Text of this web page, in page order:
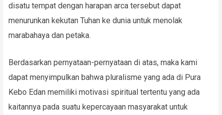
disatu tempat dengan harapan arca tersebut dapat
menurunkan kekutan Tuhan ke dunia untuk menolak
marabahaya dan petaka.
Berdasarkan pernyataan-pernyataan di atas, maka kami
dapat menyimpulkan bahwa pluralisme yang ada di Pura
Kebo Edan memiliki motivasi spiritual tertentu yang ada
kaitannya pada suatu kepercayaan masyarakat untuk